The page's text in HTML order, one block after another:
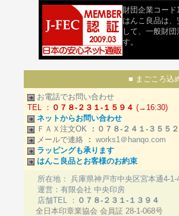
財団企業コード
はんこ良品は
して、一般財
す。
■ まごころ込
お電話でお問い合わせ
TEL ： ０７８-２３１-１５９４ (→16:30)
ネットからお問い合わせ
ＦＡＸ注文OK ：０７８-２４１-３５５２
メールで連絡 ： works1＠hanqo.com
ラッピングも承ります
はんこ良品とお客様のお約束
所在地： 兵庫県神戸市中央区宮本通4-1-
運営：有限会社 中央印房
店舗TEL ： ０７８-２３１-１３９４
全日本印章業協会 会員証 28-1-068号